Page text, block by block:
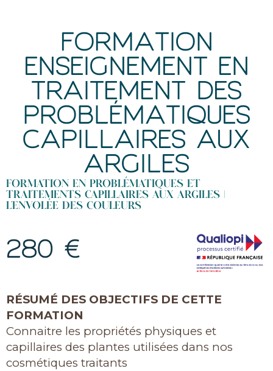
FORMATION
ENSEIGNEMENT EN
TRAITEMENT DES
PROBLÉMATIQUES
CAPILLAIRES AUX
ARGILES
FORMATION EN PROBLÉMATIQUES ET
TRAITEMENTS CAPILLAIRES AUX ARGILES |
L’ENVOLÉE DES COULEURS
280 €
RÉSUMÉ DES OBJECTIFS DE CETTE
FORMATION
Connaitre les propriétés physiques et
capillaires des plantes utilisées dans nos
cosmétiques traitants